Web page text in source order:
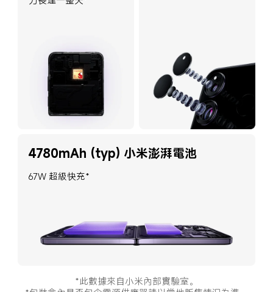
4780mAh (typ) 小米澎湃電池
67W 超級快充*
*此數據來自小米內部實驗室。